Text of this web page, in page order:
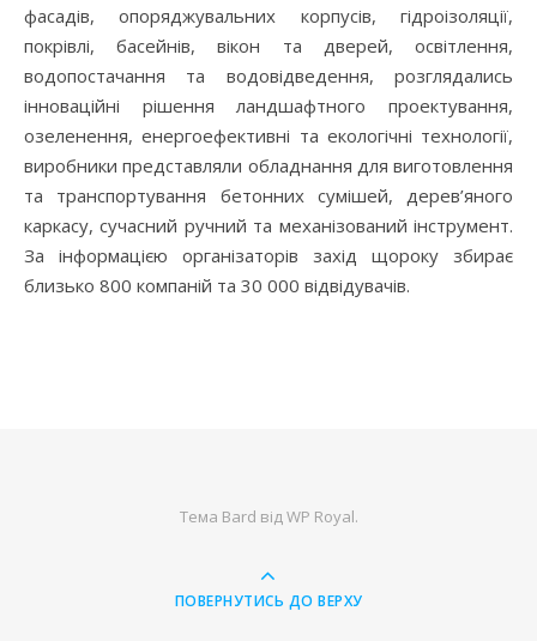
фасадів, опоряджувальних корпусів, гідроізоляції,
покрівлі, басейнів, вікон та дверей, освітлення,
водопостачання та водовідведення, розглядались
інноваційні рішення ландшафтного проектування,
озеленення, енергоефективні та екологічні технології,
виробники представляли обладнання для виготовлення
та транспортування бетонних сумішей, дерев’яного
каркасу, сучасний ручний та механізований інструмент.
За інформацією організаторів захід щороку збирає
близько 800 компаній та 30 000 відвідувачів.
Тема Bard відWP Royal.
ПОВЕРНУТИСЬ ДО ВЕРХУ